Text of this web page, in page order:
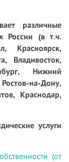
различные
России (в т.ч.
Красноярск,
Владивосток,
Нижний
на-Дону,
Краснодар,
услуги
(от